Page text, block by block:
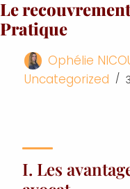
Le
Pratique
Ophélie
Uncategorized
I. Les